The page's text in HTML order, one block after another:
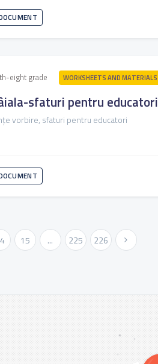
eight grade WORKSHEETS AND MATERIALS
sfaturi pentru educatori
vorbire, sfaturi pentru educatori
15 ... 225 226 Next »